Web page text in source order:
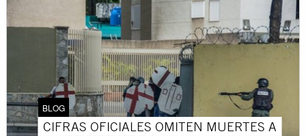
BLOG
CIFRAS OFICIALES OMITEN MUERTES A